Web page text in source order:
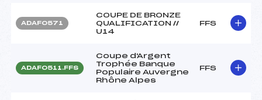
ADAF0571
COUPE DE BRONZE
QUALIFICATION //
U14
FFS
ADAF0511.FFS
Coupe d'Argent
Trophée Banque
Populaire Auvergne
Rhône Alpes
FFS